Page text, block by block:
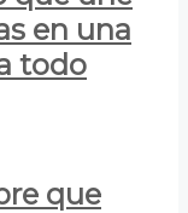
en una
todo
que